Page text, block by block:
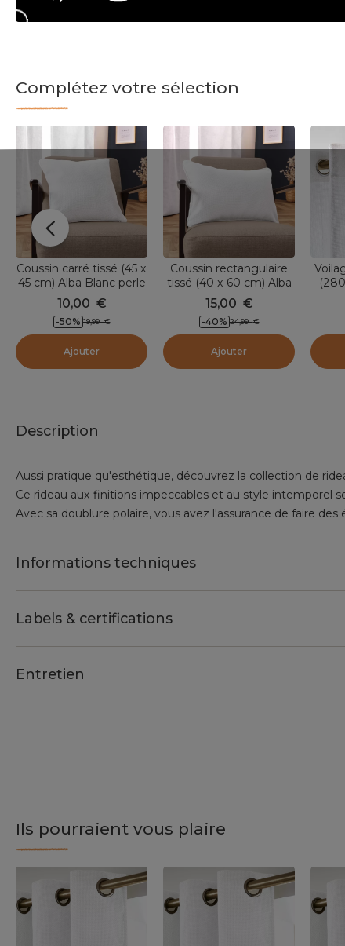
Complétez votre sélection
Coussin carré tissé (45 x
45 cm) Alba Blanc perle
10,00 €
-50% 19,99 €
Ajouter
Coussin rectangulaire
tissé (40 x 60 cm) Alba
Blanc perle
15,00 €
-40% 24,99 €
Ajouter
Description
Aussi pratique qu'esthétique, découvrez la collection de
Ce rideau aux finitions impeccables et au style intemporel
Avec sa doublure polaire, vous avez l'assurance de faire
Informations techniques
Labels & certifications
Entretien
Ils pourraient vous plaire